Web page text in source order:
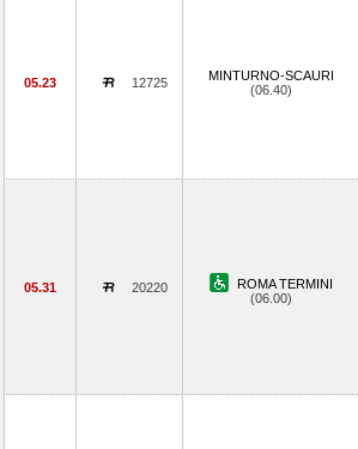
05.23 12725
MINTURNO-SCAURI
(06.40)
05.31 20220
ROMA TERMINI
(06.00)